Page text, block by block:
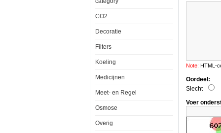
CO2
Decoratie
Filters
Koeling
Medicijnen
Meet- en Regel
Osmose
Overig
van
bevat
een
zeer
interessante
functionele
Note: HTML-
Oordeel:
Slecht
Voer